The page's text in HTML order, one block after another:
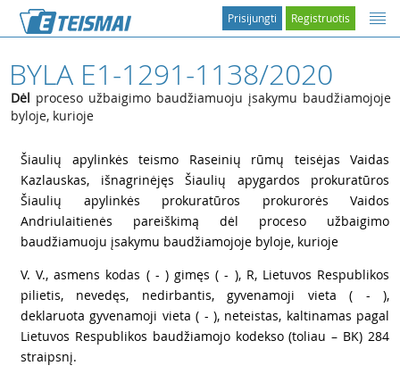
Registruotis
Prisijungti
BYLA E1-1291-1138/2020
Dėl proceso užbaigimo baudžiamuoju įsakymu baudžiamojoje
byloje, kurioje
Šiaulių apylinkės teismo Raseinių rūmų teisėjas Vaidas
Kazlauskas, išnagrinėjęs Šiaulių apygardos prokuratūros
Šiaulių apylinkės prokuratūros prokurorės Vaidos
Andriulaitienės pareiškimą dėl proceso užbaigimo
baudžiamuoju įsakymu baudžiamojoje byloje, kurioje
V. V., asmens kodas ( - ) gimęs ( - ), R, Lietuvos Respublikos
pilietis, nevedęs, nedirbantis, gyvenamoji vieta ( - ),
deklaruota gyvenamoji vieta ( - ), neteistas, kaltinamas pagal
Lietuvos Respublikos baudžiamojo kodekso (toliau – BK) 284
straipsnį.